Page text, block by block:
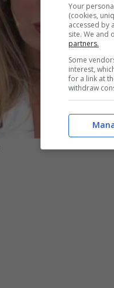
Your
(cookies,
accessed by
site. We and
partners.
Some
interest,
for a link at
withdraw